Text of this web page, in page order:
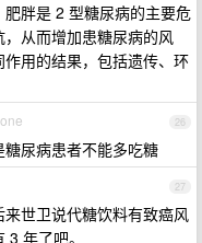
胖是 2 型糖尿病的主要危
从而增加患糖尿病的风
用的结果，包括遗传、环
26
尿病患者不能多吃糖
27
世卫说代糖饮料有致癌风
年了吧。